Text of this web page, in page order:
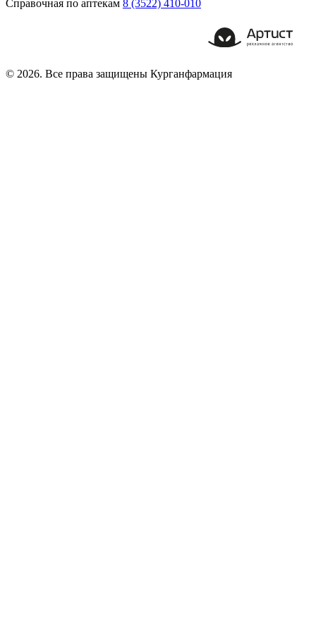
Справочная по аптекам 8 (3522) 410-010
© 2026. Все права защищены Курганфармация